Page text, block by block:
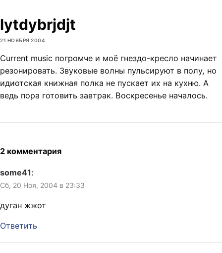
lytdybrjdjt
21 НОЯБРЯ 2004
Current music погромче и моё гнездо-кресло начинает
резонировать. Звуковые волны пульсируют в полу, но
идиотская книжная полка не пускает их на кухню. А
ведь пора готовить завтрак. Воскресенье началось.
2 комментария
some41:
Сб, 20 Ноя, 2004 в 23:33
дуган жжот
Ответить